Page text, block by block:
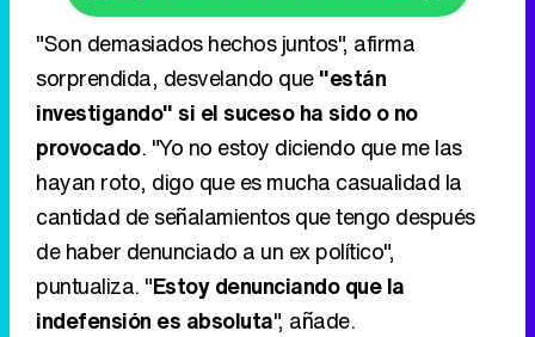
"Son demasiados hechos juntos", afirma
sorprendida, desvelando que"están
investigando" si el suceso ha sido o no
provocado. "Yo no estoy diciendo que me las
hayan roto, digo que es mucha casualidad la
cantidad de señalamientos que tengo después
de haber denunciado a un ex político",
puntualiza. "Estoy denunciando que la
indefensión es absoluta", añade.